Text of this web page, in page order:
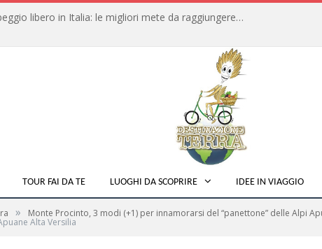
Dove fare campeggio libero in Italia: le migliori mete da raggiungere in traghetto
TOUR FAI DA TE LUOGHI DA SCOPRIRE IDEE IN VIAGGIO
» Monte Procinto, 3 modi (+1) per innamorarsi del “panettone” delle Alpi
Alta Versilia